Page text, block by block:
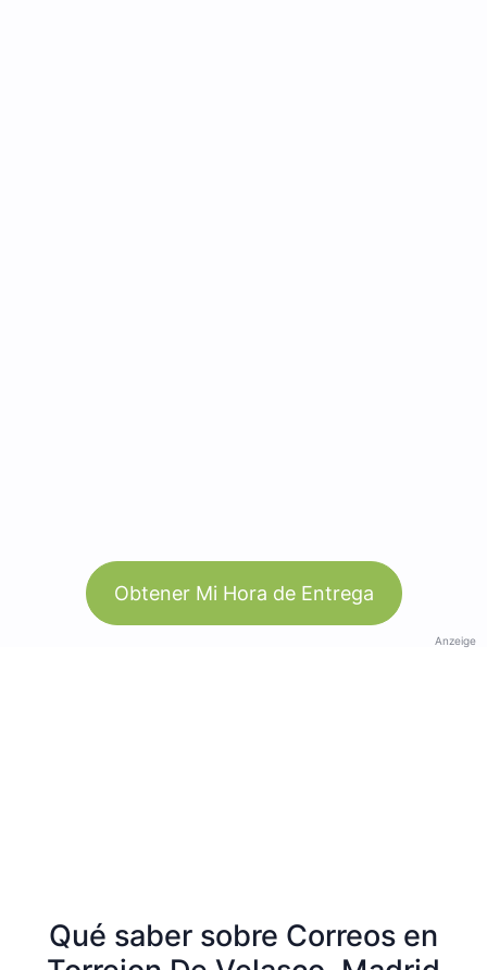
Obtener Mi Hora de Entrega
Anzeige
Qué saber sobre Correos en